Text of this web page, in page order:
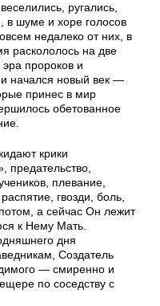
ругались,
в шуме и хоре голосов
недалеко от них, в
раскололось на две
пророков и
начался новый век —
принес в мир
обетованное
крики
предательство,
плевание,
гвозди, боль,
а сейчас Он лежит
к Нему Мать.
дня
Создатель
— смиренно и
по соседству с